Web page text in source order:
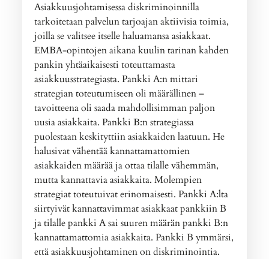
Asiakkuusjohtamisessa diskriminoinnilla
tarkoitetaan palvelun tarjoajan aktiivisia toimia,
joilla se valitsee itselle haluamansa asiakkaat.
EMBA-opintojen aikana kuulin tarinan kahden
pankin yhtäaikaisesti toteuttamasta
asiakkuusstrategiasta. Pankki A:n mittari
strategian toteutumiseen oli määrällinen –
tavoitteena oli saada mahdollisimman paljon
uusia asiakkaita. Pankki B:n strategiassa
puolestaan keskityttiin asiakkaiden laatuun. He
halusivat vähentää kannattamattomien
asiakkaiden määrää ja ottaa tilalle vähemmän,
mutta kannattavia asiakkaita. Molempien
strategiat toteutuivat erinomaisesti. Pankki A:lta
siirtyivät kannattavimmat asiakkaat pankkiin B
ja tilalle pankki A sai suuren määrän pankki B:n
kannattamattomia asiakkaita. Pankki B ymmärsi,
että asiakkuusjohtaminen on diskriminointia.